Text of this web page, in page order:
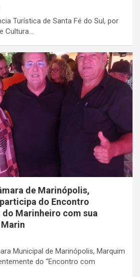
Turística de Santa Fé do Sul, por
Cultura…
de Marinópolis,
do Encontro
do Marinheiro com sua
Municipal de Marinópolis, Marquim
do “Encontro com